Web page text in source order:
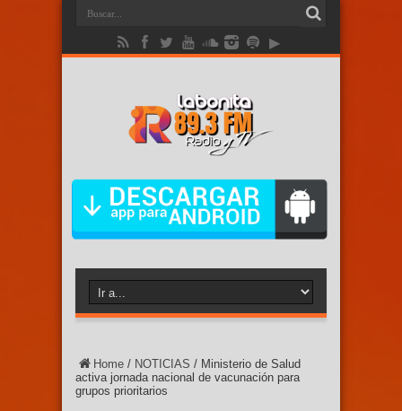
Home / NOTICIAS / Ministerio de Salud
activa jornada nacional de vacunación para
grupos prioritarios